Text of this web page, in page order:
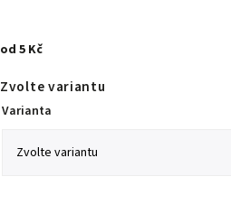
od 5 Kč
Zvolte variantu
Varianta